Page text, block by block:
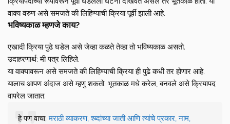
वाक्य वरुण असे समजते की लिहिण्याची क्रिया पूर्वी झाली आहे.
भविष्यकाळ म्हणजे काय?
एखादी क्रिया पुढे घडेल असे जेव्हा कळते तेव्हा तो भविष्यकाळ असतो.
उदाहरणार्थ: मी पत्र लिहिले.
या वाक्यावरून असे समजते की लिहिण्याची क्रिया ही पुढे कधी तर होणार आहे.
यालाच आपण अंदाज असे म्हणु शकतो. भूतकाळ मधे करेल, बनवले असे क्रियापद
वापरेल जातात.
हे पण वाचा;मराठी व्याकरण, श्ब्दांच्या जाती आणि त्यांचे प्रकार, नाम,